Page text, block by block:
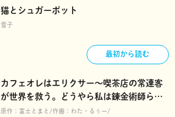
猫とシュガーポット
雪子
最初から読む
カフェオレはエリクサー～喫茶店の常連客
が世界を救う。どうやら私は錬金術師らし
い～
原作： 富士とまと 作画： わた・るぅー